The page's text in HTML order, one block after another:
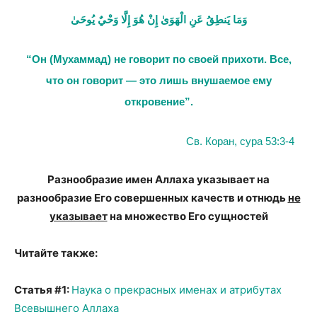
وَمَا يَنطِقُ عَنِ الْهَوَىٰ إِنْ هُوَ إِلَّا وَحْيٌ يُوحَىٰ
“Он (Мухаммад) не говорит по своей прихоти. Все,
что он говорит — это лишь внушаемое ему
откровение”.
Св. Коран, сура 53:3-4
Разнообразие имен Аллаха указывает на
разнообразие Его совершенных качеств и отнюдьне
указываетна множество Его сущностей
Читайте также:
Статья #1: Наука о прекрасных именах и атрибутах
Всевышнего Аллаха